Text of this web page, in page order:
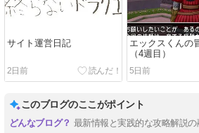
サイト運営日記
2日前
エックスくんの
（4週目）
5日前
このブログのここがポイント
最新情報と実践的な攻略解説の